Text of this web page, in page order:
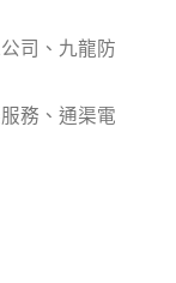
司 、 九龍防
務 、 通渠電